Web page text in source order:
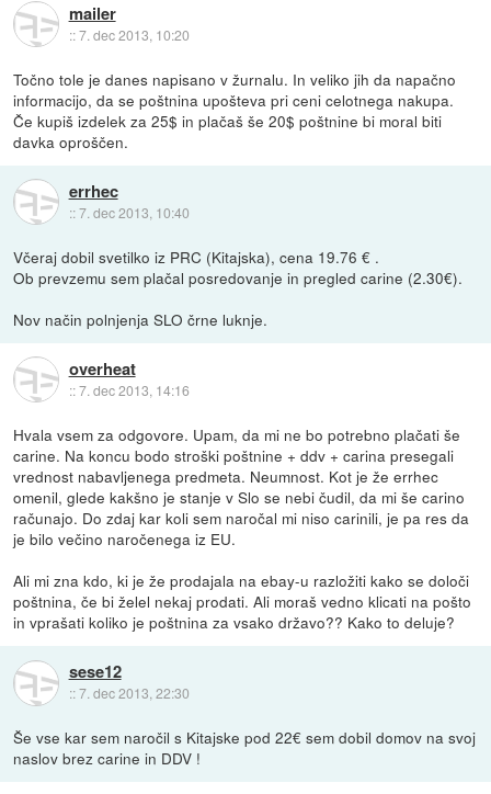
mailer
::7. dec 2013, 10:20
Točno tole je danes napisano v žurnalu. In veliko jih da napačno
informacijo, da se poštnina upošteva pri ceni celotnega nakupa.
Če kupiš izdelek za 25$ in plačaš še 20$ poštnine bi moral biti
davka oproščen.
errhec
::7. dec 2013, 10:40
Včeraj dobil svetilko iz PRC (Kitajska), cena 19.76 € .
Ob prevzemu sem plačal posredovanje in pregled carine (2.30€).
Nov način polnjenja SLO črne luknje.
overheat
::7. dec 2013, 14:16
Hvala vsem za odgovore. Upam, da mi ne bo potrebno plačati še
carine. Na koncu bodo stroški poštnine + ddv + carina presegali
vrednost nabavljenega predmeta. Neumnost. Kot je že errhec
omenil, glede kakšno je stanje v Slo se nebi čudil, da mi še carino
računajo. Do zdaj kar koli sem naročal mi niso carinili, je pa res da
je bilo večino naročenega iz EU.
Ali mi zna kdo, ki je že prodajala na ebay-u razložiti kako se določi
poštnina, če bi želel nekaj prodati. Ali moraš vedno klicati na pošto
in vprašati koliko je poštnina za vsako državo?? Kako to deluje?
sese12
::7. dec 2013, 22:30
Še vse kar sem naročil s Kitajske pod 22€ sem dobil domov na svoj
naslov brez carine in DDV !